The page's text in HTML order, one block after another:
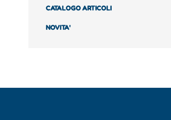
CATALOGO ARTICOLI
NOVITA'